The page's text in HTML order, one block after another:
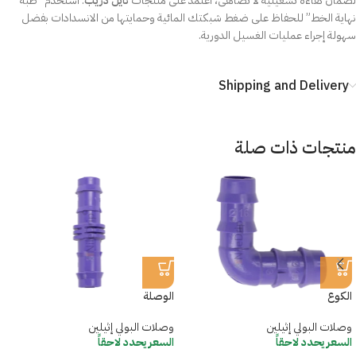
نهاية الخط” للحفاظ على ضغط شبكتك المائية وحمايتها من الانسدادات بفضل
سهولة إجراء عمليات الغسيل الدورية.
Shipping and Delivery
منتجات ذات صلة
الكوع
وصلات البولي إثيلين
السعر يحدد لاحقاً
الوصلة
وصلات البولي إثيلين
السعر يحدد لاحقاً